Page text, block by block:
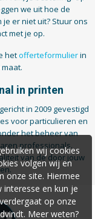
we uit hoe de
er niet uit? Stuur ons
met je op.
hetofferteformulierin
in printen
in 2009 gevestigd
voor particulieren en
het beheer van
professionals.
van de door jouw
wij cookies
volgen wij en
onze site. Hiermee
en kun je
op onze
Meer weten?